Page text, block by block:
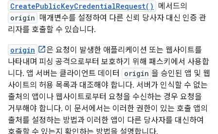
CreatePublicKeyCredentialRequest() 메서드의
origin 매개변수를 설정하여 다른 신뢰 당사자 대신 인증 관
리자를 호출할 수 있습니다.
origin
은 요청이 발생한 애플리케이션 또는 웹사이트를
나타내며 피싱 공격으로부터 보호하기 위해 패스키에서 사용합
니다. 앱 서버는 클라이언트 데이터
origin 을 승인된 앱 및 웹
사이트의 허용 목록과 대조해야 합니다. 서버가 인식할 수 없는
출처의 앱이나 웹사이트로부터 요청을 수신하는 경우 요청을
거부해야 합니다. 이 문서에서는 이러한 권한이 있는 호출 앱의
출처를 설정하는 방법과 이러한 앱이 다른 당사자를 대신하여
호출할 수 있는지 확인하는 방법을 설명합니다.